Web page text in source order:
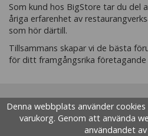
Som kund hos BigStore tar du del
åriga erfarenhet av
som hör därtill.
Tillsammans skapar vi de bästa
för ditt framgångsrika
Denna webbplats använder
varukorg. Genom att använda
användandet